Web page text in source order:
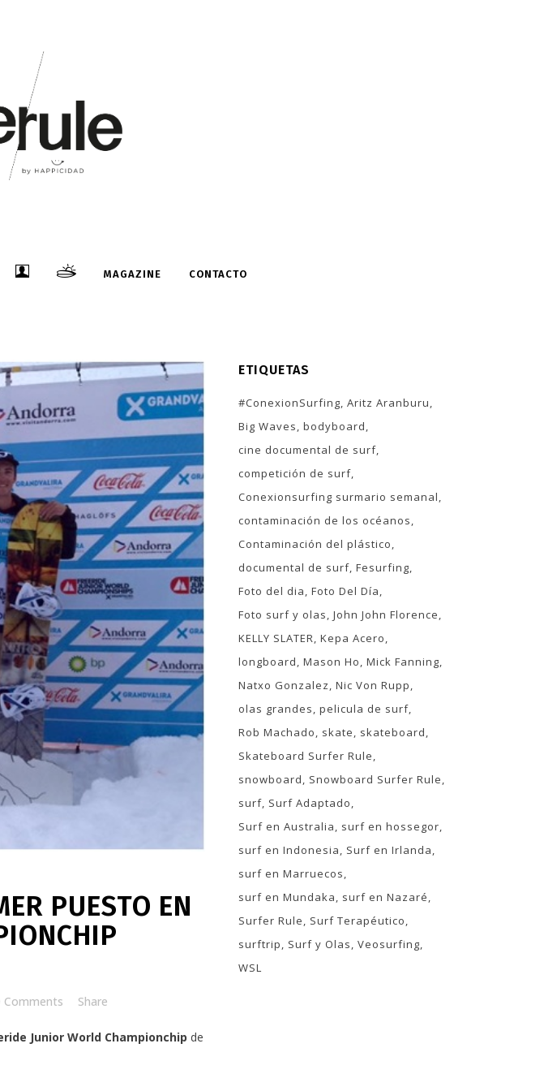
MAGAZINE CONTACTO
PUESTO EN
Comments Share
Junior World Championchip de
ETIQUETAS
#ConexionSurfing Aritz Aranburu
Big Waves bodyboard
cine documental de surf
competición de surf
Conexionsurfing surmario semanal
contaminación de los océanos
Contaminación del plástico
documental de surf Fesurfing
Foto del dia Foto Del Día
Foto surf y olas John John Florence
KELLY SLATER Kepa Acero
longboard Mason Ho Mick Fanning
Natxo Gonzalez Nic Von Rupp
olas grandes pelicula de surf
Rob Machado
skate
skateboard
Skateboard Surfer Rule
snowboard
Snowboard Surfer Rule
surf Surf Adaptado
Surf en Australia
surf en hossegor
surf en Indonesia
Surf en Irlanda
surf en Marruecos
surf en Mundaka
surf en Nazaré
Surfer Rule
Surf Terapéutico
surftrip
Surf y Olas Veosurfing
WSL